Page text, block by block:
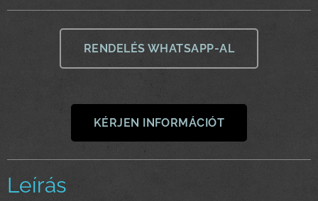
RENDELÉS WHATSAPP-AL
KÉRJEN INFORMÁCIÓT
Leírás